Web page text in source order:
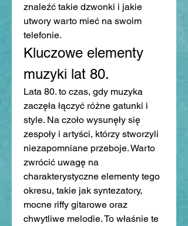
znaleźć takie dzwonki i jakie
utwory warto mieć na swoim
telefonie.
Kluczowe elementy
muzyki lat 80.
Lata 80. to czas, gdy muzyka
zaczęła łączyć różne gatunki i
style. Na czoło wysunęły się
zespoły i artyści, którzy stworzyli
niezapomniane przeboje. Warto
zwrócić uwagę na
charakterystyczne elementy tego
okresu, takie jak syntezatory,
mocne riffy gitarowe oraz
chwytliwe melodie. To właśnie te